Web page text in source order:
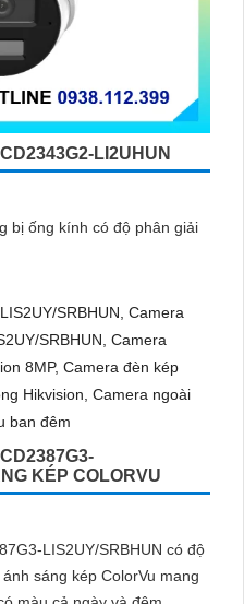
LI2UHUN
bị ống kính có độ phân giải
KÉP COLORVU
LIS2UY/SRBHUN có độ
sáng kép ColorVu mang